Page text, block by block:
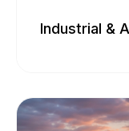
Entwicklung in
Industrial &
Industrial &